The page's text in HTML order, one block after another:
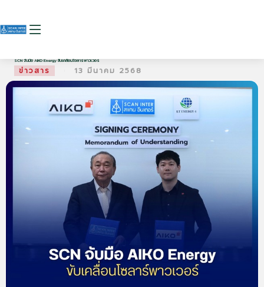
SCN จับมือ AIKO Energy ขับเคลื่อนโซลาร์พาวเวอร์
ข่าวสาร 13 มีนาคม 2568